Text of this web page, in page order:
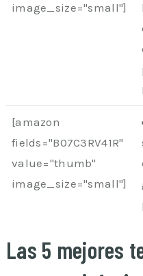
image_size="small"]
[amazon
fields="B07C3RV41R"
value="thumb"
image_size="small"]
Las 5 mejores